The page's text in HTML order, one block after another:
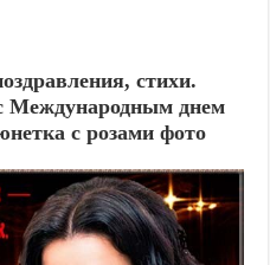
стихи.
Международным днем
с розами фото